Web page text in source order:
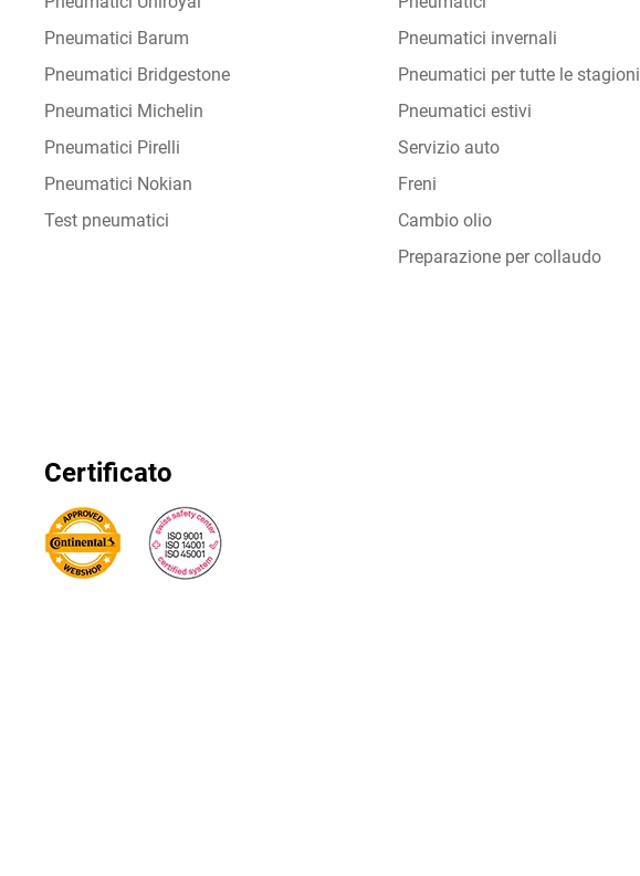
Pneumatici Barum
Pneumatici Bridgestone
Pneumatici Michelin
Pneumatici Pirelli
Pneumatici Nokian
Test pneumatici
Pneumatici invernali
Pneumatici per tutte le stagioni
Pneumatici estivi
Servizio auto
Freni
Cambio olio
Preparazione per collaudo
Certificato